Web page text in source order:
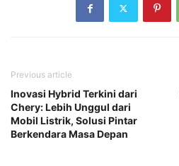
Previous article
Inovasi Hybrid Terkini dari
Chery: Lebih Unggul dari
Mobil Listrik, Solusi Pintar
Berkendara Masa Depan